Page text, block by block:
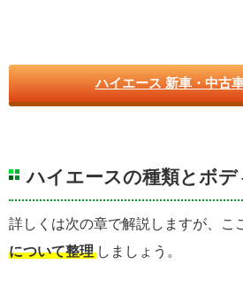
ハイエース 新車・中古
ハイエースの種類とボ
詳しくは次の章で解説しますが、こ
について整理 しましょう。